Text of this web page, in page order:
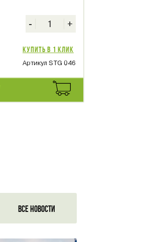
- +
Купить в 1 клик
Артикул STG 046
ВСЕ НОВОСТИ